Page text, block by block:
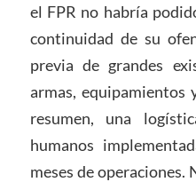
el FPR no habría
continuidad de su
previa de grandes
armas, equipamientos
resumen, una
humanos
meses de operaciones.